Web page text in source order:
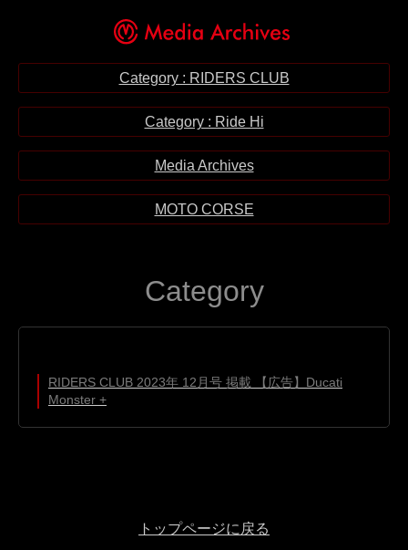
Category : RIDERS CLUB
Category : Ride Hi
Media Archives
MOTO CORSE
Category
RIDERS CLUB 2023年 12月号 掲載 【広告】Ducati
Monster +
トップページに戻る